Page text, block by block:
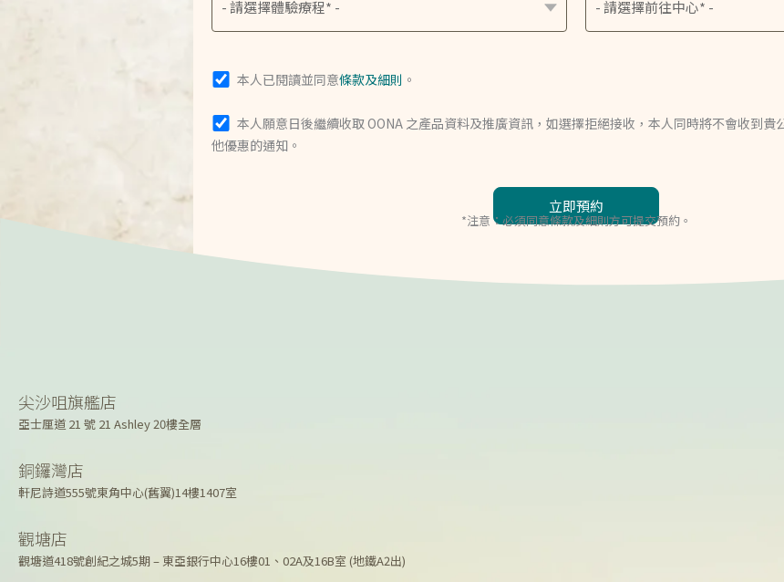
本人已閱讀並同意條款及細則 。
本人願意日後繼續收取 OONA 之產品資料及推廣資訊，如選擇拒絕接收，本人同時將不會收到貴
他優惠的通知。
*注意：必須同意條款及細則方可提交預約。
尖沙咀旗艦店
亞士厘道 21 號 21 Ashley 20樓全層
銅鑼灣店
軒尼詩道555號東角中心(舊翼)14樓1407室
觀塘店
觀塘道418號創紀之城5期 – 東亞銀行中心16樓01、02A及16B室 (地鐵A2出)